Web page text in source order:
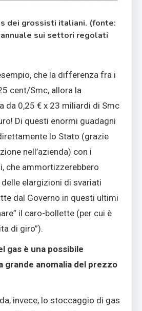
dei grossisti italiani. (fonte:
annuale sui settori regolati
che la differenza fra i
cent/Smc, allora la
da 0,25 € x 23 miliardi di Smc
Di questi enormi guadagni
lo Stato (grazie
nell’azienda) con i
che ammortizzerebbero
elargizioni di svariati
dal Governo in questi ultimi
il caro-bollette (per cui è
di giro”).
gas è una possibile
grande anomalia del prezzo
invece, lo stoccaggio di gas